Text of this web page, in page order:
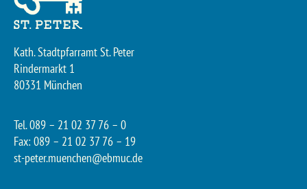
Kath. Stadtpfarramt St. Peter
Rindermarkt 1
80331 München
Tel. 089 – 21 02 37 76 – 0
Fax: 089 – 21 02 37 76 – 19
st-peter.muenchen@ebmuc.de